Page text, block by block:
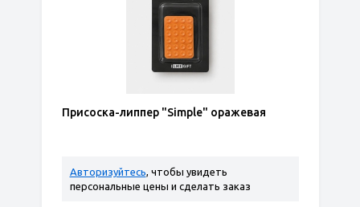
Присоска-липпер "Simple" оражевая
Авторизуйтесь, чтобы увидеть
персональные цены и сделать заказ